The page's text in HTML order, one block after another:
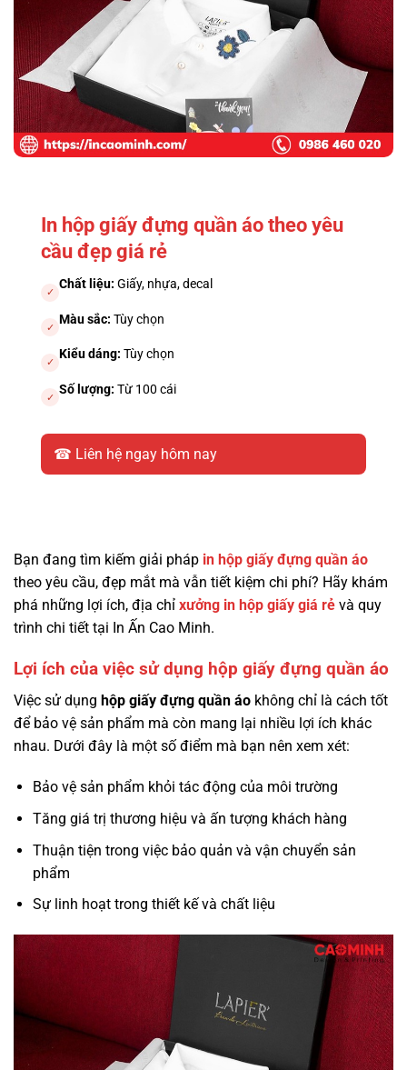
In hộp giấy đựng quần áo theo yêu
cầu đẹp giá rẻ
✓
Chất liệu: Giấy, nhựa, decal
✓
Màu sắc: Tùy chọn
✓
Kiểu dáng: Tùy chọn
✓
Số lượng: Từ 100 cái
☎ Liên hệ ngay hôm nay
Bạn đang tìm kiếm giải pháp in hộp giấy đựng quần áo
theo yêu cầu, đẹp mắt mà vẫn tiết kiệm chi phí? Hãy khám
phá những lợi ích, địa chỉ xưởng in hộp giấy giá rẻ và quy
trình chi tiết tại In Ấn Cao Minh.
Lợi ích của việc sử dụng hộp giấy đựng quần áo
Việc sử dụng hộp giấy đựng quần áo không chỉ là cách tốt
để bảo vệ sản phẩm mà còn mang lại nhiều lợi ích khác
nhau. Dưới đây là một số điểm mà bạn nên xem xét:
Bảo vệ sản phẩm khỏi tác động của môi trường
Tăng giá trị thương hiệu và ấn tượng khách hàng
Thuận tiện trong việc bảo quản và vận chuyển sản
phẩm
Sự linh hoạt trong thiết kế và chất liệu